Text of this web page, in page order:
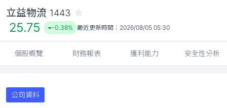
立益物流 1443
25.75 -0.38% 最近更新時間： 2026/08/05 05:30
個股概覽 財務報表 獲利能力 安全性分析
公司資料